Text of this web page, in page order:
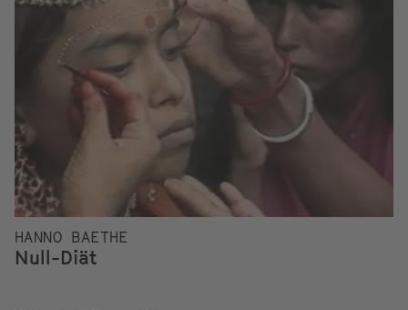
HANNO BAETHE
Null-Diät